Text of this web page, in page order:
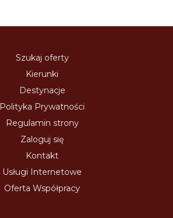
Szukaj oferty
Kierunki
Destynacje
Polityka Prywatności
Regulamin strony
Zaloguj się
Kontakt
Usługi Internetowe
Oferta Współpracy